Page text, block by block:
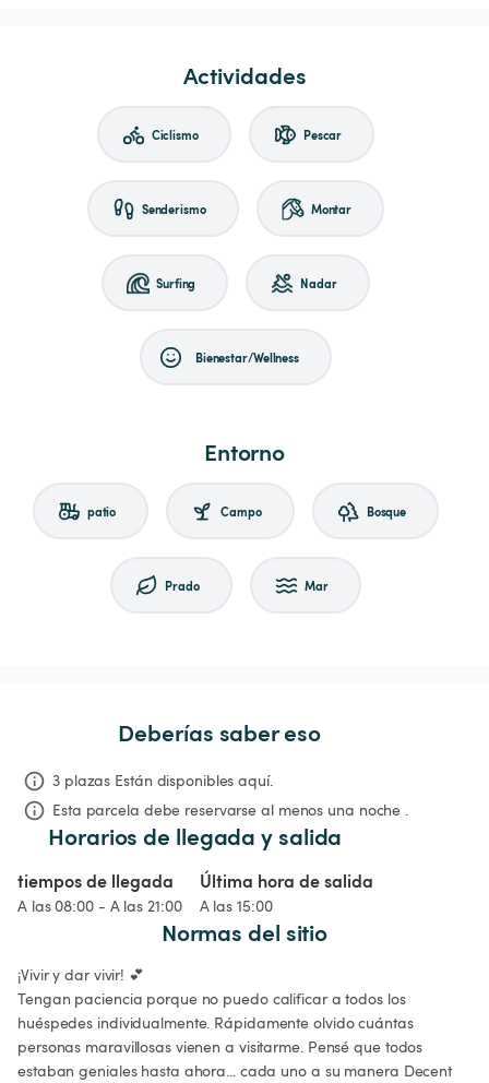
Actividades
Ciclismo Pescar
Senderismo Montar
Surfing Nadar
Bienestar/Wellness
Entorno
patio Campo Bosque
Prado Mar
Deberías saber eso
3 plazas Están disponibles aquí.
Esta parcela debe reservarse al menos una noche .
Horarios de llegada y salida
tiempos de llegada
A las 08:00 - A las 21:00
Última hora de salida
A las 15:00
Normas del sitio
¡Vivir y dar vivir! 💕
Tengan paciencia porque no puedo calificar a todos los
huéspedes individualmente. Rápidamente olvido cuántas
personas maravillosas vienen a visitarme. Pensé que todos
estaban geniales hasta ahora... cada uno a su manera Decent